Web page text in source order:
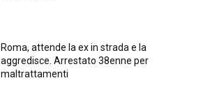
Roma, attende la ex in strada e la
aggredisce. Arrestato 38enne per
maltrattamenti